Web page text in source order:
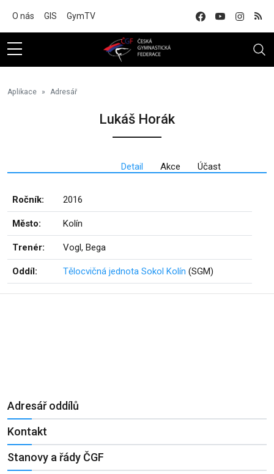
O nás GIS GymTV
Aplikace Adresář
Lukáš Horák
Detail Akce Účast
Ročník: 2016
Město: Kolín
Trenér: Vogl, Bega
Oddíl: Tělocvičná jednota Sokol Kolín (SGM)
Adresář oddílů
Kontakt
Stanovy a řády ČGF